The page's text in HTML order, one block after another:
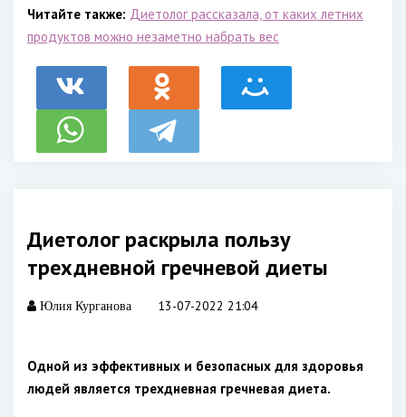
Читайте также: Диетолог рассказала, от каких летних
продуктов можно незаметно набрать вес
Диетолог раскрыла пользу
трехдневной гречневой диеты
Юлия Курганова 13-07-2022 21:04
Одной из эффективных и безопасных для здоровья
людей является трехдневная гречневая диета.